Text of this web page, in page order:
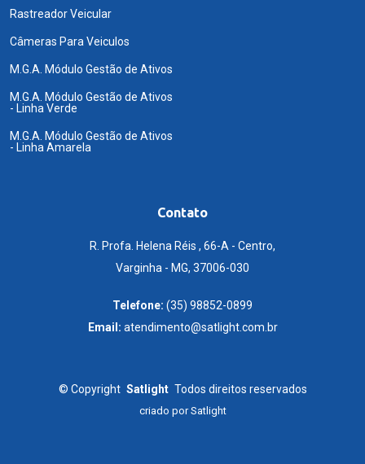
Rastreador Veicular
Câmeras Para Veiculos
M.G.A. Módulo Gestão de Ativos
M.G.A. Módulo Gestão de Ativos
- Linha Verde
M.G.A. Módulo Gestão de Ativos
- Linha Amarela
Contato
R. Profa. Helena Réis , 66-A - Centro,
Varginha - MG, 37006-030
Telefone: (35) 98852-0899
Email: atendimento@satlight.com.br
© Copyright Satlight Todos direitos reservados
criado porSatlight